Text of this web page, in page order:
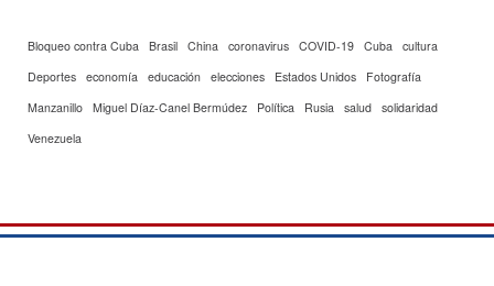
Bloqueo contra Cuba Brasil China coronavirus COVID-19 Cuba
cultura
Deportes economía educación elecciones Estados Unidos
Fotografía
Manzanillo Miguel Díaz-Canel Bermúdez Política Rusia salud solidaridad
Venezuela